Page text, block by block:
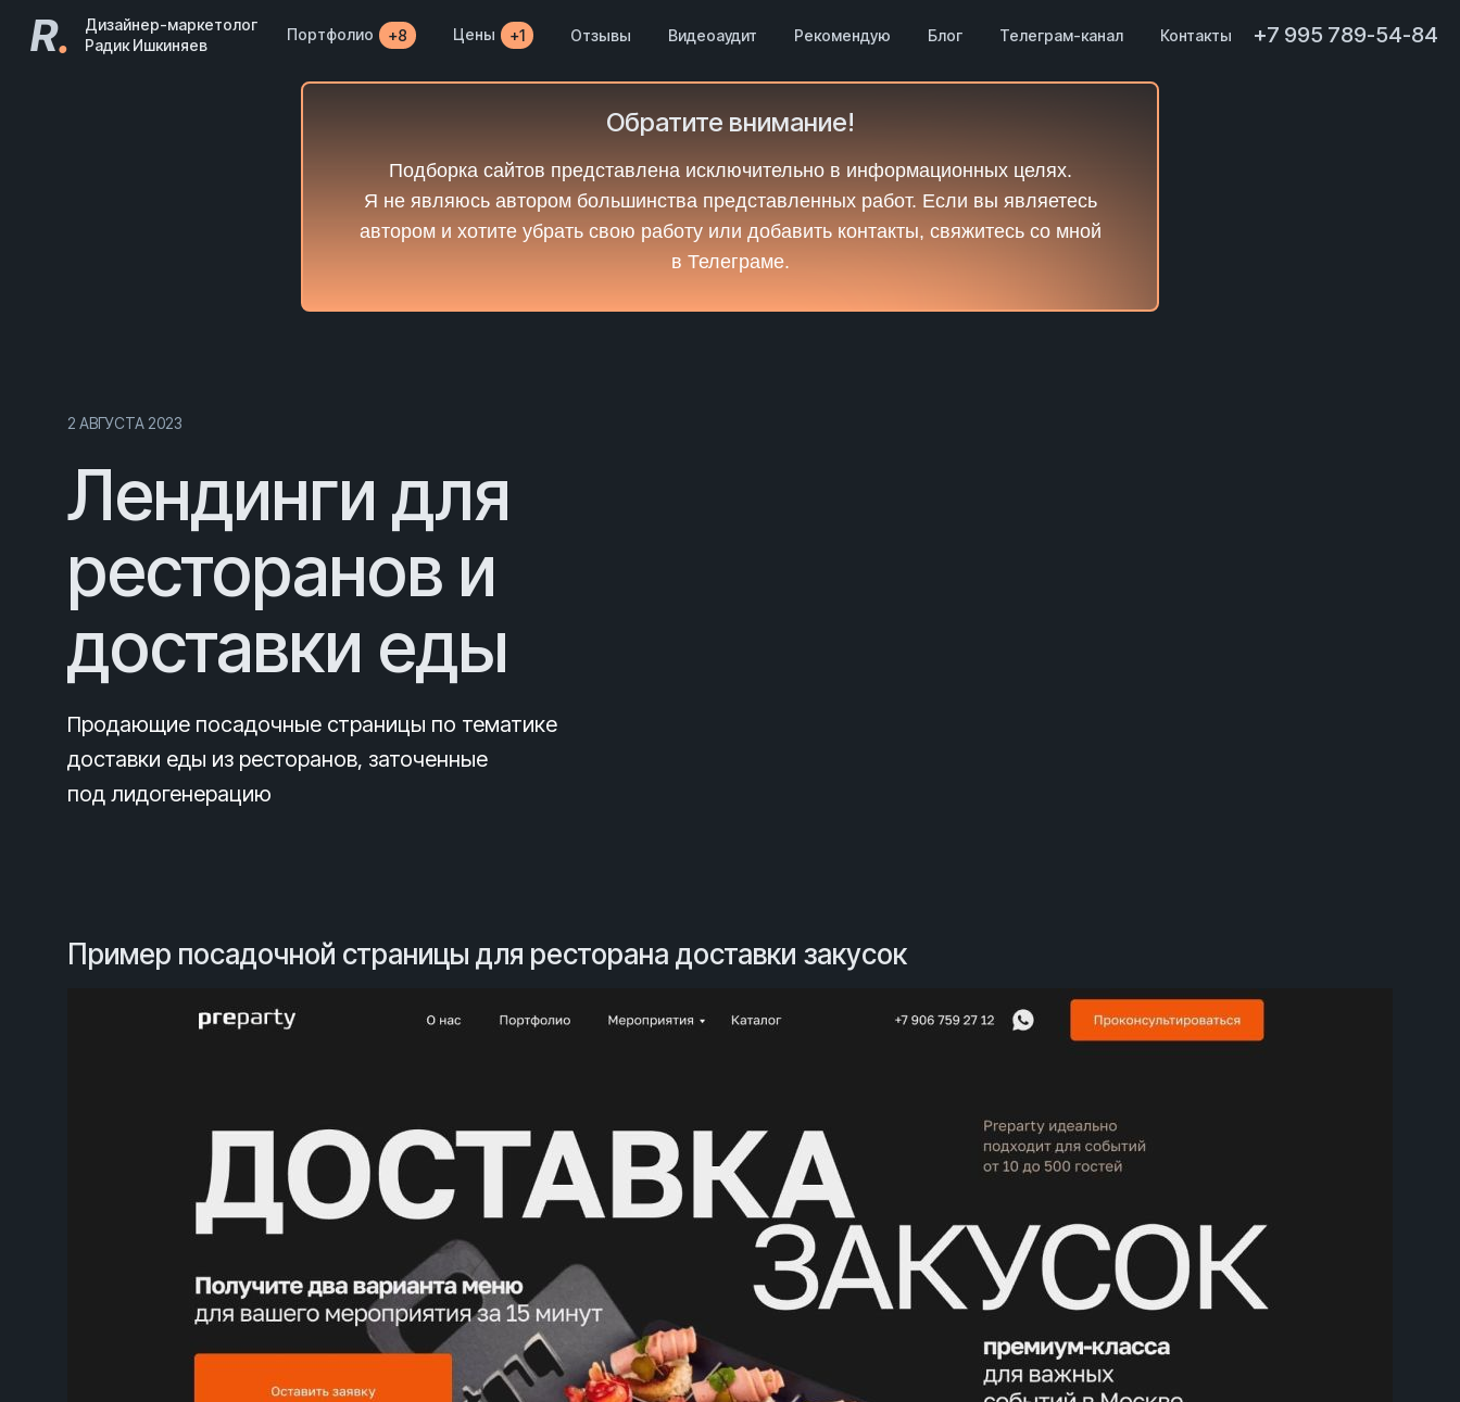
R.
Дизайнер-маркетолог
Радик Ишкиняев
Портфолио +8 Цены +1 Отзывы Видеоаудит Рекомендую Блог Телеграм-канал Контакты +7 995 789-54-84
Обратите внимание!
Подборка сайтов представлена исключительно в информационных целях.
Я не являюсь автором большинства представленных работ. Если вы являетесь
автором и хотите убрать свою работу или добавить контакты, свяжитесь со мной
в Телеграме.
2 АВГУСТА 2023
Лендинги для
ресторанов и
доставки еды
Продающие посадочные страницы по тематике
доставки еды из ресторанов, заточенные
под лидогенерацию
Пример посадочной страницы для ресторана доставки закусок